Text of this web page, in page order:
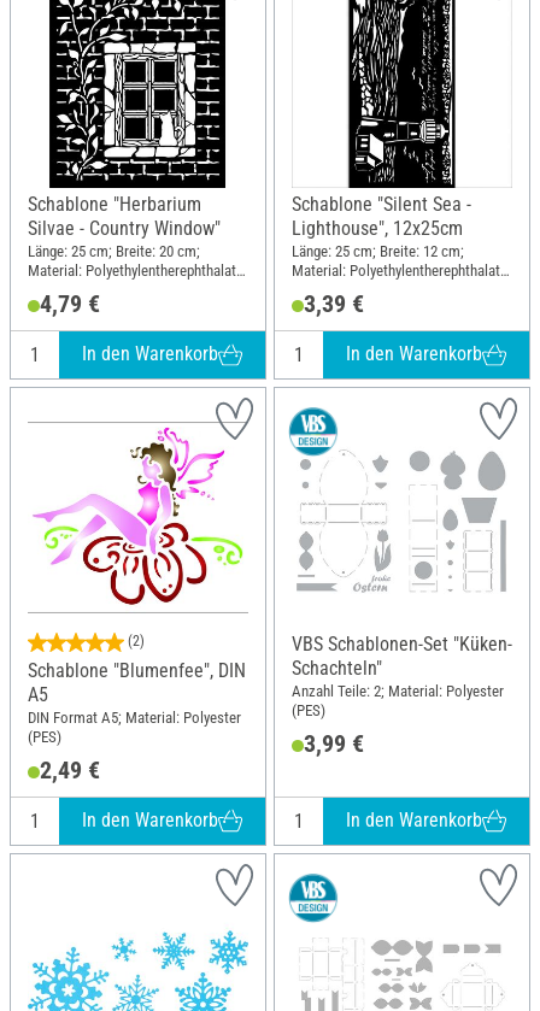
Schablone "Herbarium
Silvae - Country Window"
Länge: 25 cm; Breite: 20 cm;
Material: Polyethylentherephthalat
4,79 €
In den Warenkorb
Schablone "Silent Sea -
Lighthouse", 12x25cm
Länge: 25 cm; Breite: 12 cm;
Material: Polyethylentherephthalat
3,39 €
In den Warenkorb
(2)
Schablone "Blumenfee", DIN
A5
DIN Format A5; Material: Polyester
(PES)
2,49 €
In den Warenkorb
VBS Schablonen-Set "Küken-
Schachteln"
Anzahl Teile: 2; Material: Polyester
(PES)
3,99 €
In den Warenkorb